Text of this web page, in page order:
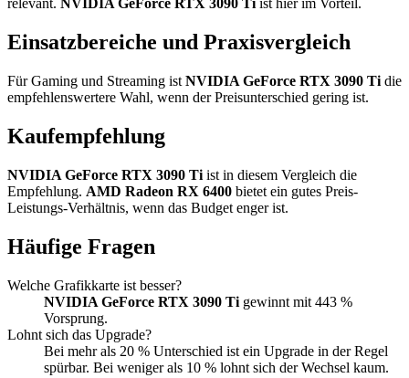
relevant. NVIDIA GeForce RTX 3090 Ti ist hier im Vorteil.
Einsatzbereiche und Praxisvergleich
Für Gaming und Streaming ist NVIDIA GeForce RTX 3090 Ti die
empfehlenswertere Wahl, wenn der Preisunterschied gering ist.
Kaufempfehlung
NVIDIA GeForce RTX 3090 Ti ist in diesem Vergleich die
Empfehlung. AMD Radeon RX 6400 bietet ein gutes Preis-
Leistungs-Verhältnis, wenn das Budget enger ist.
Häufige Fragen
Welche Grafikkarte ist besser?
NVIDIA GeForce RTX 3090 Ti gewinnt mit 443 %
Vorsprung.
Lohnt sich das Upgrade?
Bei mehr als 20 % Unterschied ist ein Upgrade in der Regel
spürbar. Bei weniger als 10 % lohnt sich der Wechsel kaum.